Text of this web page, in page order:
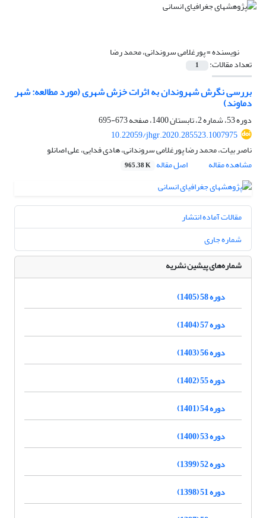
نویسنده =پورغلامی سروندانی، محمد رضا
تعداد مقالات: 1
بررسی نگرش شهروندان به اثرات خزش شهری (مورد مطالعه: شهر
دماوند)
دوره 53، شماره 2، تابستان 1400، صفحه
673-695
10.22059/jhgr.2020.285523.1007975
ناصر بیات، محمد رضا پورغلامی سروندانی، هادی فدایی، علی اصانلو
مشاهده مقاله
اصل مقاله 965.38 K
مقالات آماده انتشار
شماره جاری
شماره‌های پیشین نشریه
دوره 58 (1405)
دوره 57 (1404)
دوره 56 (1403)
دوره 55 (1402)
دوره 54 (1401)
دوره 53 (1400)
دوره 52 (1399)
دوره 51 (1398)